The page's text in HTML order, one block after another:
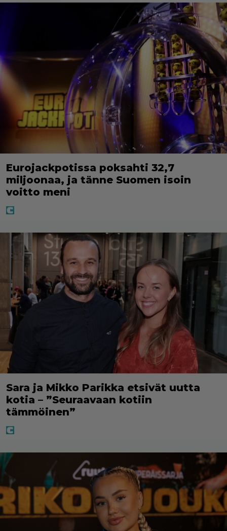
Eurojackpotissa poksahti 32,7
miljoonaa, ja tänne Suomen isoin
voitto meni
Sara ja Mikko Parikka etsivät uutta
kotia – ”Seuraavaan kotiin
tämmöinen”